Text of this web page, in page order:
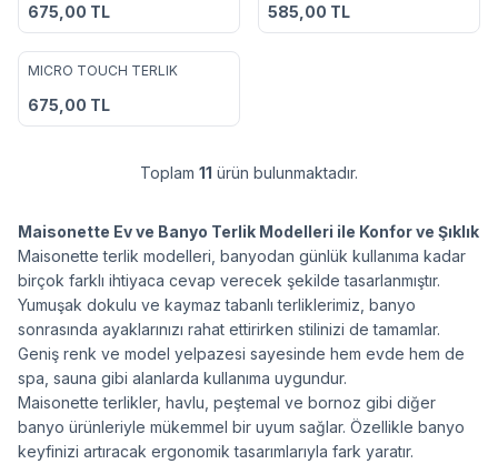
675,00 TL 585,00 TL
4
MICRO TOUCH TERLIK
675,00 TL
Toplam 11 ürün bulunmaktadır.
Maisonette Ev ve Banyo Terlik Modelleri ile Konfor ve Şıklık
Maisonette terlik modelleri, banyodan günlük kullanıma kadar
birçok farklı ihtiyaca cevap verecek şekilde tasarlanmıştır.
Yumuşak dokulu ve kaymaz tabanlı terliklerimiz, banyo
sonrasında ayaklarınızı rahat ettirirken stilinizi de tamamlar.
Geniş renk ve model yelpazesi sayesinde hem evde hem de
spa, sauna gibi alanlarda kullanıma uygundur.
Maisonette terlikler, havlu peştemal ve bornoz gibi diğer
banyo ürünleriyle mükemmel bir uyum sağlar. Özellikle banyo
keyfinizi artıracak ergonomik tasarımlarıyla fark yaratır.